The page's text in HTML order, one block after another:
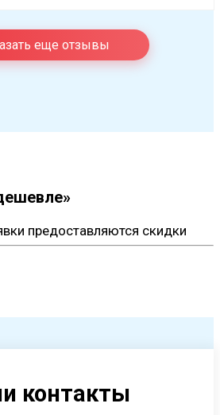
еще отзывы
предоставляются скидки
контакты